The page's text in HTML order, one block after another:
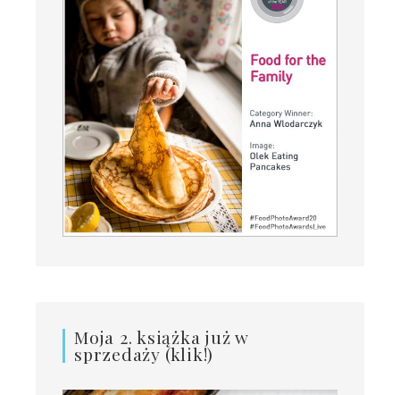
Moja 2. książka już w
sprzedaży (klik!)